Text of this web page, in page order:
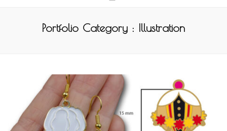
Portfolio Category : Illustration